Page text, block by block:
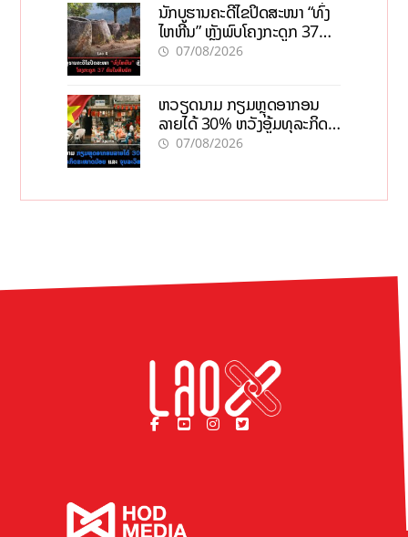
ນັກບູຮານຄະດີໄຂປິດສະໜາ “ທົ່ງ
ໄຫຫີນ” ຫຼັງພົບໂຄງກະດູກ 37
ຄົນໃນຫີນຍັກ
07/08/2026
ຫວຽດນາມ ກຽມຫຼຸດອາກອນ
ລາຍໄດ້ 30% ຫວັງອູ້ມທຸລະກິດ
ຂະໜາດນ້ອຍ ແລະ ຈຸນລະ
07/08/2026